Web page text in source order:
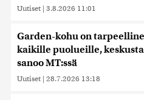
Uutiset | 3.8.2026 11:01
Garden-kohu on
kaikille puolueille,
sanoo MT:ssä
Uutiset | 28.7.2026 13:18